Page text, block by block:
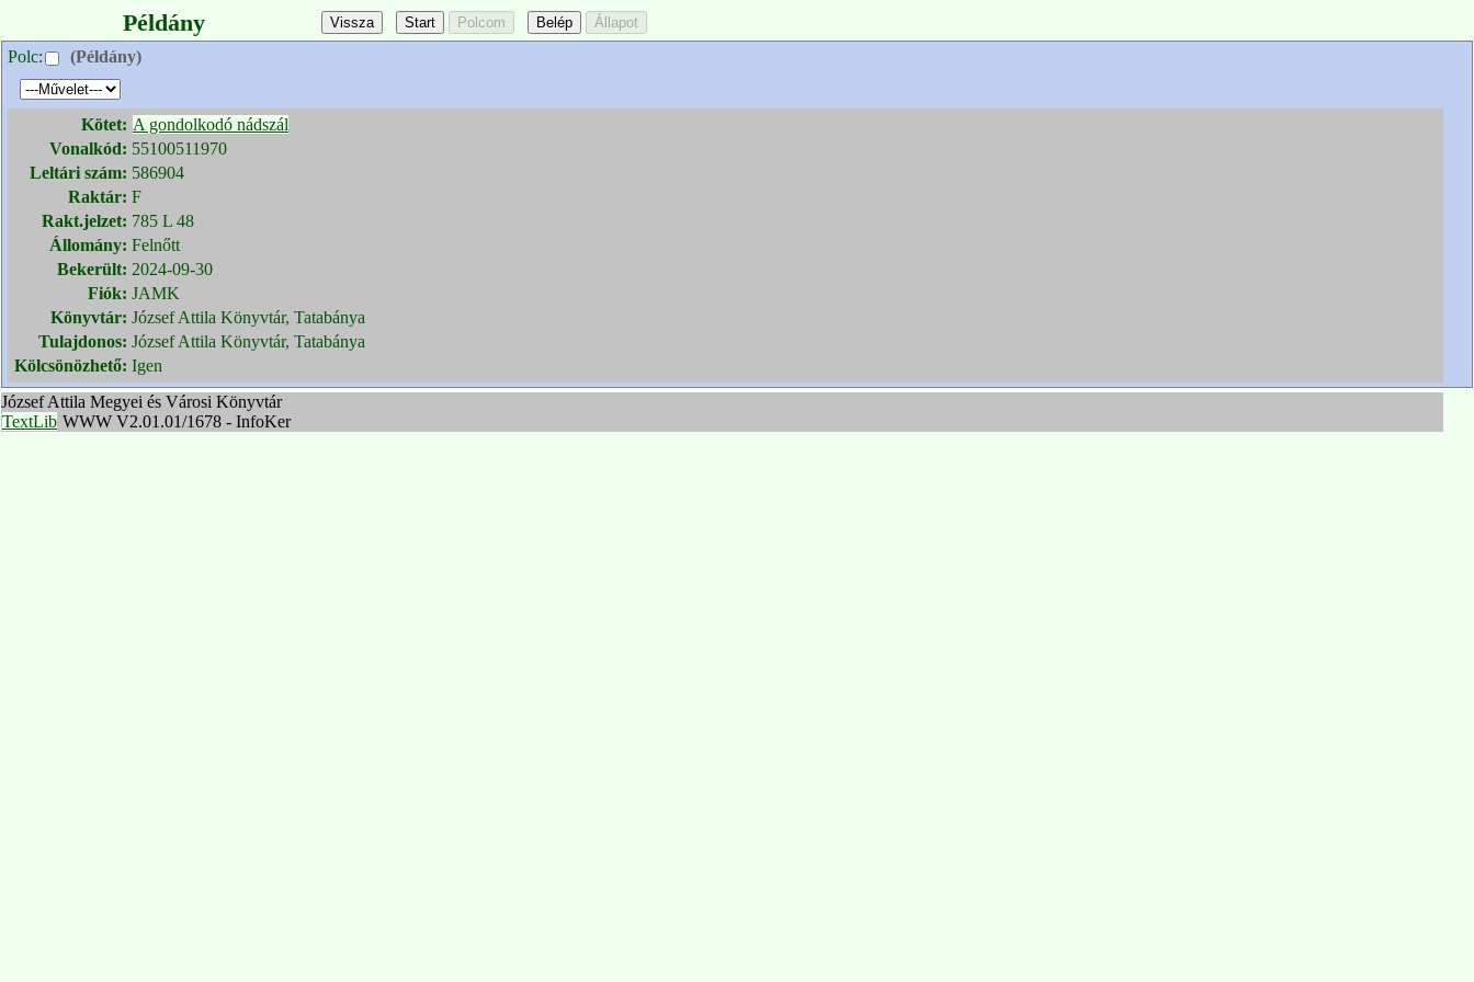
Példány
Polc: (Példány)
Kötet: A gondolkodó nádszál
Vonalkód: 55100511970
Leltári szám: 586904
Raktár: F
Rakt.jelzet: 785 L 48
Állomány: Felnőtt
Bekerült: 2024-09-30
Fiók: JAMK
Könyvtár: József Attila Könyvtár, Tatabánya
Tulajdonos: József Attila Könyvtár, Tatabánya
Kölcsönözhető: Igen
József Attila Megyei és Városi Könyvtár
TextLib WWW V2.01.01/1678 - InfoKer